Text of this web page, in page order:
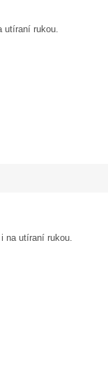
utíraní rukou.
na utíraní rukou.